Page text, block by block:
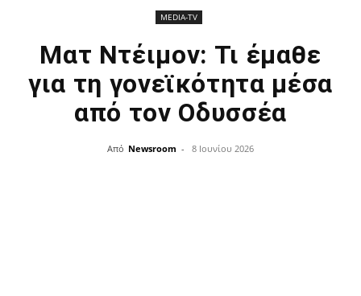
ΜEDIA-TV
Ματ Ντέιμον: Τι έμαθε
για τη γονεϊκότητα μέσα
από τον Οδυσσέα
Από Newsroom - 8 Ιουνίου 2026